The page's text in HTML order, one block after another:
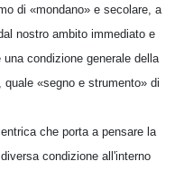
di «mondano» e secolare, a
nostro ambito immediato e
condizione generale della
«segno e strumento» di
che porta a pensare la
condizione all'interno